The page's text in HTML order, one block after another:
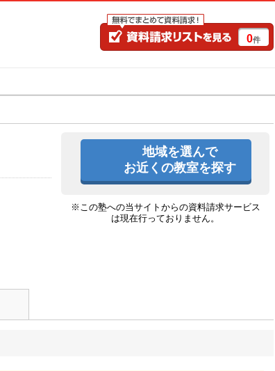
0件
地域を選んで
お近くの教室を探す
※この塾への当サイトからの資料請求サービス
は現在行っておりません。